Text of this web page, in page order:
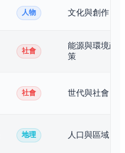
人物 文化與創作
社會
能源與環境政
策
社會 世代與社會
地理 人口與區域